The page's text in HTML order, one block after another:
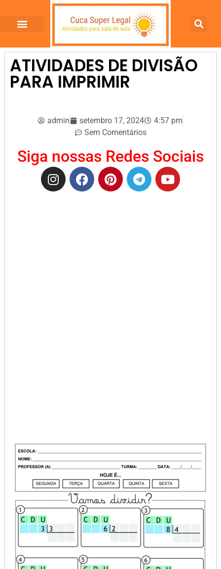
ATIVIDADES DE DIVISÃO
PARA IMPRIMIR
admin setembro 17, 2024
4:57 pm
Sem Comentários
Siga nossas Redes Sociais